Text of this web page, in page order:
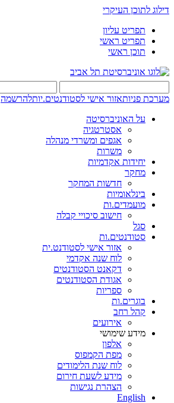
דילוג לתוכן העיקרי
תפריט עליון
תפריט ראשי
תוכן ראשי
מערכת פניותאזור אישי לסטודנטים.יותלהרשמה
על האוניברסיטה
אסטרטגיה
אגפים ומשרדי מנהלה
משרות
יחידות אקדמיות
מחקר
חדשות המחקר
בינלאומיות
מועמדים.ות
חישוב סיכויי קבלה
סגל
סטודנטים.ות
אזור אישי לסטודנט.ית
לוח שנה אקדמי
דקאנט הסטודנטים
אגודת הסטודנטים
ספריות
בוגרים.ות
קהל רחב
אירועים
מידע שימושי
אלפון
מפת הקמפוס
לוח שנת הלימודים
מידע לשעת חירום
הצהרת נגישות
English